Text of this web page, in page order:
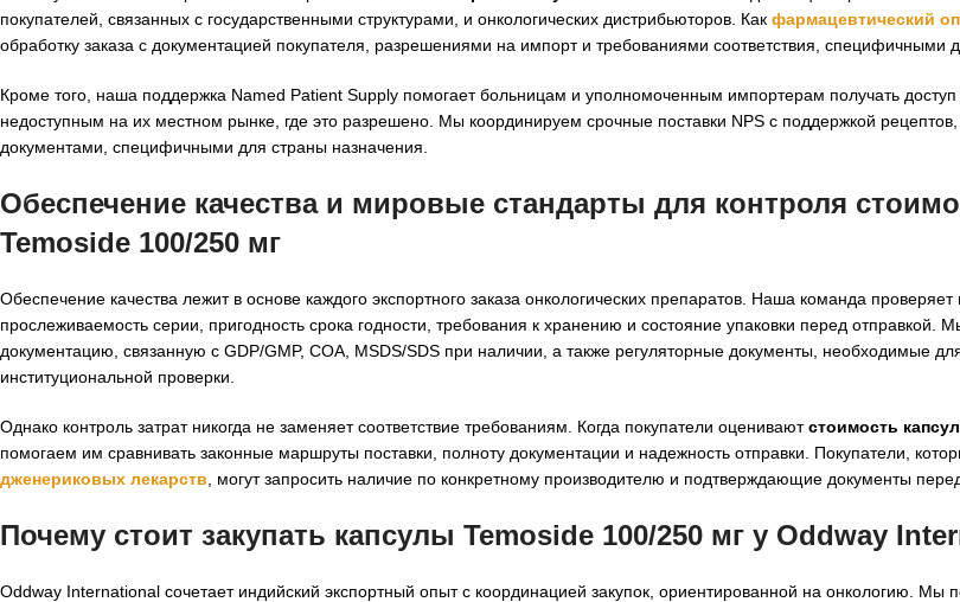
покупателей, связанных с государственными структурами, и онкологических дистрибьюторов. Как фармацевтический
обработку заказа с документацией покупателя, разрешениями на импорт и требованиями соответствия, специфичными
Кроме того, наша поддержка Named Patient Supply помогает больницам и уполномоченным импортерам получать доступ
недоступным на их местном рынке, где это разрешено. Мы координируем срочные поставки NPS с поддержкой
документами, специфичными для страны назначения.
Обеспечение качества и мировые стандарты для контроля
Temoside 100/250 мг
Обеспечение качества лежит в основе каждого экспортного заказа онкологических препаратов. Наша команда
прослеживаемость серии, пригодность срока годности, требования к хранению и состояние упаковки перед отправкой.
документацию, связанную с GDP/GMP, COA, MSDS/SDS при наличии, а также регуляторные документы, необходимые
институциональной проверки.
Однако контроль затрат никогда не заменяет соответствие требованиям. Когда покупатели оцениваютстоимость
помогаем им сравнивать законные маршруты поставки, полноту документации и надежность отправки. Покупатели,
дженериковых лекарств , могут запросить наличие по конкретному производителю и подтверждающие документы
Почему стоит закупать капсулы Temoside 100/250 мг у Oddway
Oddway International сочетает индийский экспортный опыт с координацией закупок, ориентированной на онкологию. Мы